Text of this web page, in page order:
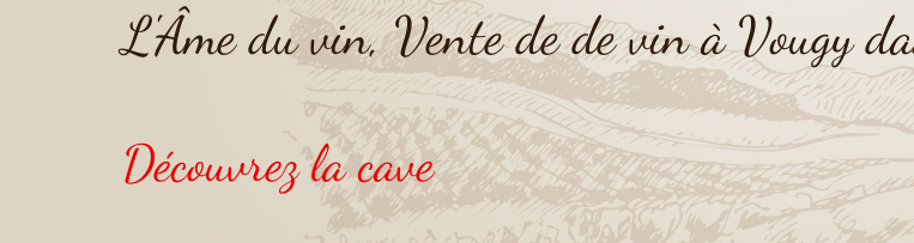
L'Âme du vin, Vente de de vin à Vougy
Découvrez la cave